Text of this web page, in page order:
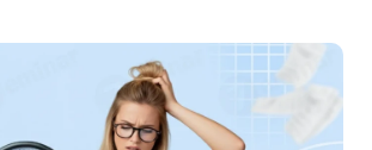
необхідність медоглядів або
неповно, документ можуть
на доопрацювання із